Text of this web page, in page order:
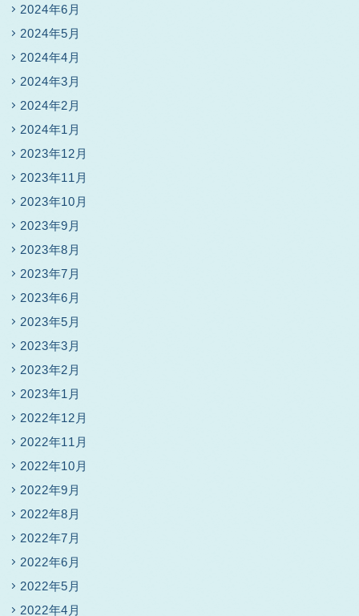
2024年6月
2024年5月
2024年4月
2024年3月
2024年2月
2024年1月
2023年12月
2023年11月
2023年10月
2023年9月
2023年8月
2023年7月
2023年6月
2023年5月
2023年3月
2023年2月
2023年1月
2022年12月
2022年11月
2022年10月
2022年9月
2022年8月
2022年7月
2022年6月
2022年5月
2022年4月